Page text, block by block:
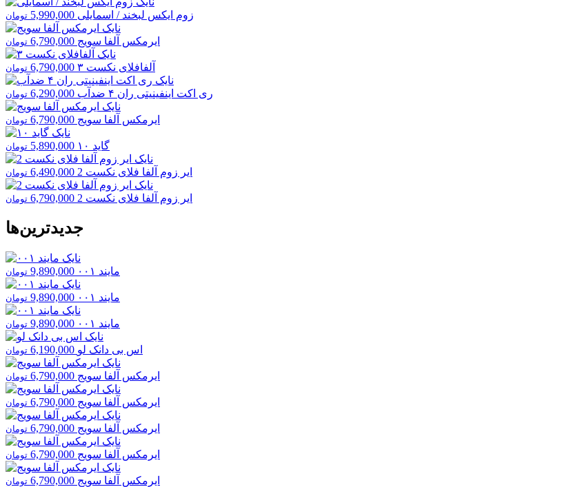
زوم ایکس لبخند / اسمایلی 5,990,000 تومان
ایرمکس آلفا سویج 6,790,000 تومان
آلفافلای نکست ۳ 6,790,000 تومان
ری اکت اینفینیتی ران ۴ ضدآب 6,290,000 تومان
ایرمکس آلفا سویج 6,790,000 تومان
گاید ۱۰ 5,890,000 تومان
ایر زوم آلفا فلای نکست 2 6,490,000 تومان
ایر زوم آلفا فلای نکست 2 6,790,000 تومان
جدیدترین‌ها
مایند ۰۰۱ 9,890,000 تومان
مایند ۰۰۱ 9,890,000 تومان
مایند ۰۰۱ 9,890,000 تومان
اس بی دانک لو 6,190,000 تومان
ایرمکس آلفا سویج 6,790,000 تومان
ایرمکس آلفا سویج 6,790,000 تومان
ایرمکس آلفا سویج 6,790,000 تومان
ایرمکس آلفا سویج 6,790,000 تومان
ایرمکس آلفا سویج 6,790,000 تومان